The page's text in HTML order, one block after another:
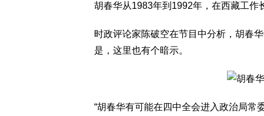
胡春华从1983年到1992年，在西藏工作
时政评论家陈破空在节目中分析，胡春
是，这里也有个暗示。
“胡春华有可能在四中全会进入政治局常